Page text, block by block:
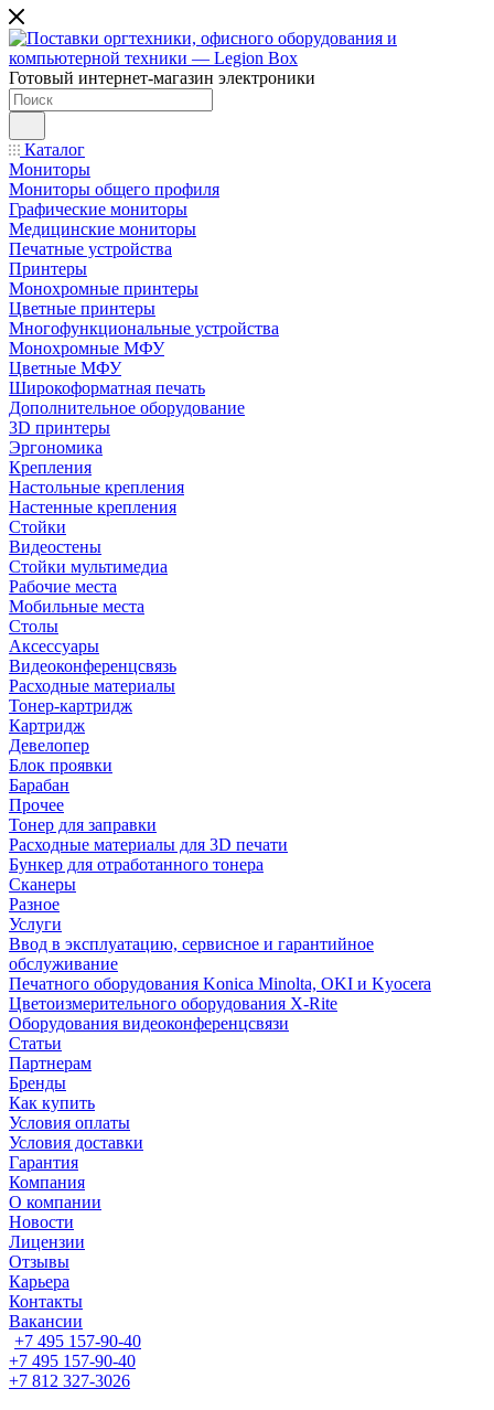
Готовый интернет-магазин электроники
Каталог
Мониторы
Мониторы общего профиля
Графические мониторы
Медицинские мониторы
Печатные устройства
Принтеры
Моноxромныe принтеры
Цвeтныe принтеры
Многофункциональные устройства
Монохромные МФУ
Цветные МФУ
Широкоформатная печать
Дополнительное оборудование
3D принтеры
Эргономика
Крепления
Настольные крепления
Настенные крепления
Стойки
Видеостены
Стойки мультимедиа
Рабочие места
Мобильные места
Столы
Аксессуары
Видеоконференцсвязь
Расходные материалы
Тонер-картридж
Картридж
Девелопер
Блок проявки
Барабан
Прочее
Тонер для заправки
Расходные материалы для 3D печати
Бункер для отработанного тонера
Сканеры
Разное
Услуги
Ввод в эксплуатацию, сервисное и гарантийное
обслуживание
Печатного оборудования Konica Minolta, OKI и Kyocera
Цветоизмерительного оборудования X-Rite
Оборудования видеоконференцсвязи
Статьи
Партнерам
Бренды
Как купить
Условия оплаты
Условия доставки
Гарантия
Компания
О компании
Новости
Лицензии
Отзывы
Карьера
Контакты
Вакансии
+7 495 157-90-40
+7 495 157-90-40
+7 812 327-3026